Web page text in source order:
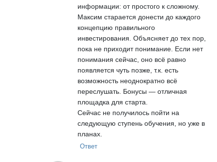
информации: от простого к сложному.
Максим старается донести до каждого
концепцию правильного
инвестирования. Объясняет до тех пор,
пока не приходит понимание. Если нет
понимания сейчас, оно всё равно
появляется чуть позже, т.к. есть
возможность неоднократно всё
переслушать. Бонусы — отличная
площадка для старта.
Сейчас не получилось пойти на
следующую ступень обучения, но уже в
планах.
Ответ